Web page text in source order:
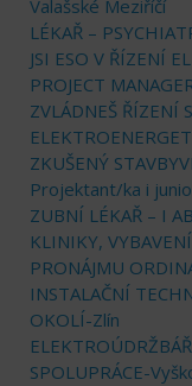
Valašské Meziříčí
LÉKAŘ –
JSI ESO V ŘÍZENÍ
PROJECT
ZVLÁDNEŠ ŘÍZENÍ
ZKUŠENÝ
Projektant/ka i
ZUBNÍ LÉKAŘ – I
KLINIKY,
PRONÁJMU
INSTALAČNÍ
OKOLÍ-Zlín
SPOLUPRÁCE-